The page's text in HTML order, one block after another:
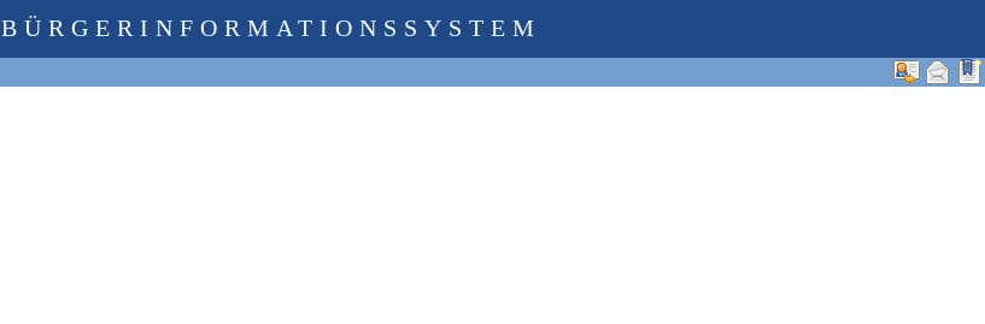
BÜRGERINFORMATIONSSYSTEM